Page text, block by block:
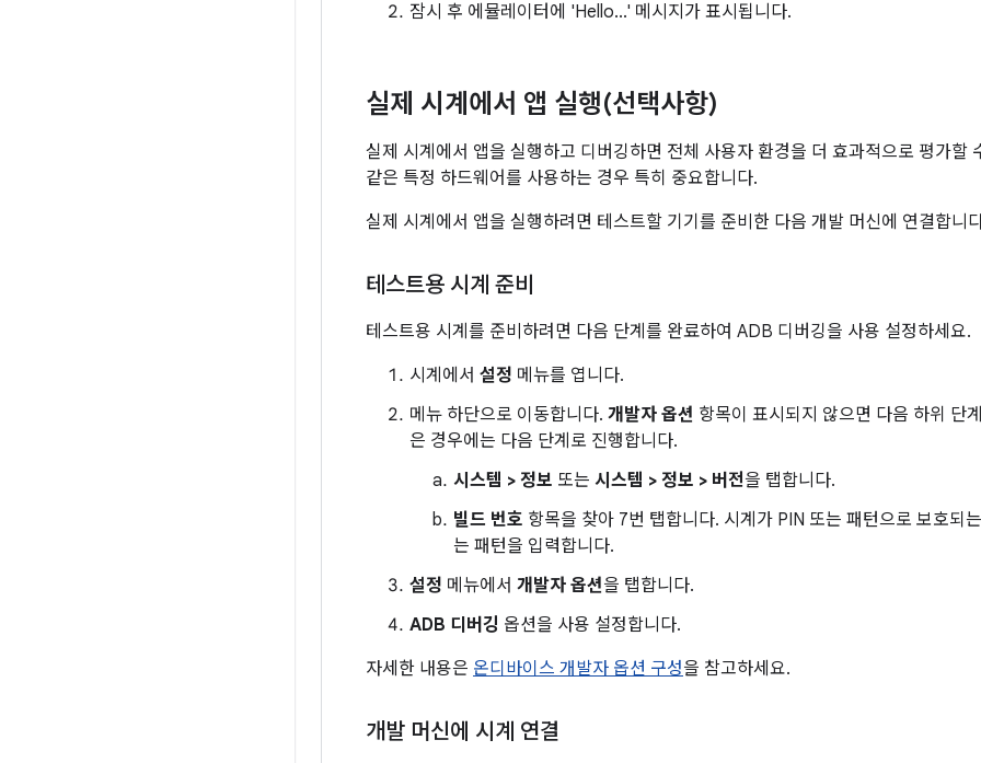
잠시 후 에뮬레이터에 'Hello...' 메시지가 표시됩니다.
실제 시계에서 앱 실행(선택사항)
실제 시계에서 앱을 실행하고 디버깅하면 전체 사용자 환경을 더 효과적으로 평가할
같은 특정 하드웨어를 사용하는 경우 특히 중요합니다.
실제 시계에서 앱을 실행하려면 테스트할 기기를 준비한 다음 개발 머신에 연결합니
테스트용 시계 준비
테스트용 시계를 준비하려면 다음 단계를 완료하여 ADB 디버깅을 사용 설정하세요.
시계에서 설정 메뉴를 엽니다.
메뉴 하단으로 이동합니다. 개발자 옵션 항목이 표시되지 않으면 다음 하위 단
은 경우에는 다음 단계로 진행합니다.
시스템 > 정보 또는 시스템 > 정보 > 버전을 탭합니다.
빌드 번호 항목을 찾아 7번 탭합니다. 시계가 PIN 또는 패턴으로 보호되
는 패턴을 입력합니다.
설정 메뉴에서 개발자 옵션을 탭합니다.
ADB 디버깅 옵션을 사용 설정합니다.
자세한 내용은 온디바이스 개발자 옵션 구성을 참고하세요.
개발 머신에 시계 연결